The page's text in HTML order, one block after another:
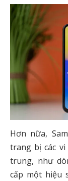
Hơn nữa,
trang bị các
trung, như
cấp một hiệu